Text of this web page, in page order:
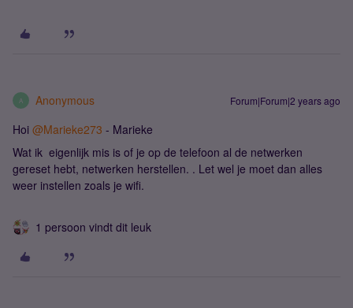
A Anonymous Forum|Forum|2 years ago
Hoi @Marieke273 - Marieke
Wat ik eigenlijk mis is of je op de telefoon al de netwerken
gereset hebt, netwerken herstellen. . Let wel je moet dan alles
weer instellen zoals je wifi.
1 persoon vindt dit leuk